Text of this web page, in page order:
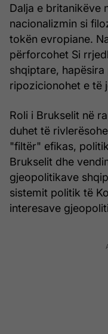
Dalja e britanikëve
nacionalizmin si
tokën evropiane.
përforcohet Si
shqiptare,
ripozicionohet e të
Roli i Brukselit në
duhet të
"filtër" efikas,
Brukselit dhe
gjeopolitikave
sistemit politik të
interesave